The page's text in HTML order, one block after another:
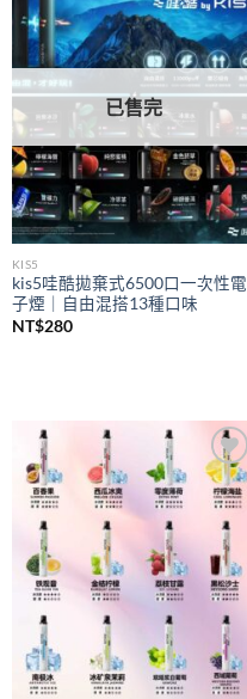
Add to
wishlist
已售完
KIS5
kis5哇酷拋棄式6500口一次性電
子煙｜自由混搭13種口味
NT$280
Add to
wishlist